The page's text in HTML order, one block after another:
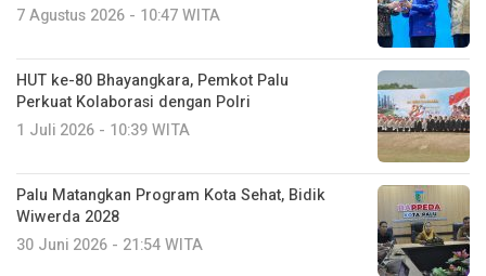
7 Agustus 2026 - 10:47 WITA
HUT ke-80 Bhayangkara, Pemkot Palu
Perkuat Kolaborasi dengan Polri
1 Juli 2026 - 10:39 WITA
Palu Matangkan Program Kota Sehat, Bidik
Wiwerda 2028
30 Juni 2026 - 21:54 WITA